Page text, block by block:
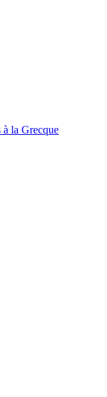
à la Grecque